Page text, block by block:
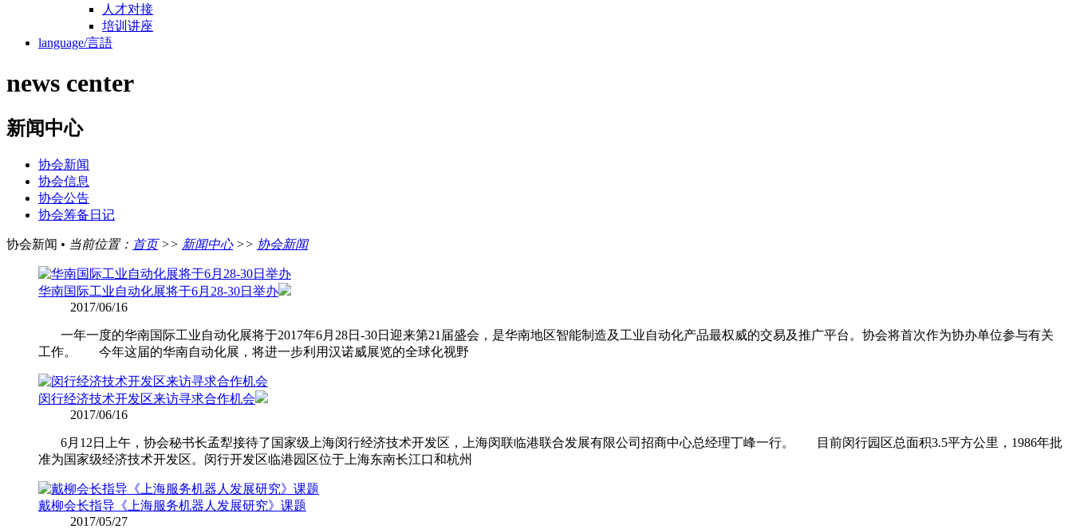
人才对接
培训讲座
language/言語
news center
新闻中心
协会新闻
协会信息
协会公告
协会筹备日记
协会新闻 • 当前位置： 首页>> 新闻中心>> 协会新闻
华南国际工业自动化展将于6月28-30日举办
2017/06/16
一年一度的华南国际工业自动化展将于2017年6月28日-30日迎来第21届盛会，是华南地区智能制造及工业自动化产品最权威的交易及推广平台。协会将首次作为协办单位参与有关
工作。 今年这届的华南自动化展，将进一步利用汉诺威展览的全球化视野
闵行经济技术开发区来访寻求合作机会
2017/06/16
6月12日上午，协会秘书长孟犁接待了国家级上海闵行经济技术开发区，上海闵联临港联合发展有限公司招商中心总经理丁峰一行。 目前闵行园区总面积3.5平方公里，1986年批
准为国家级经济技术开发区。闵行开发区临港园区位于上海东南长江口和杭州
戴柳会长指导《上海服务机器人发展研究》课题
2017/05/27